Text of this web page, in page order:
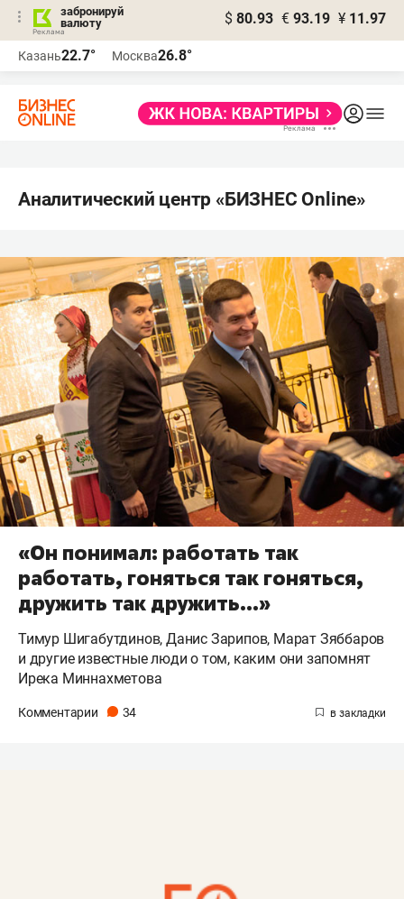
забронируй
валюту
$ 80.93 € 93.19 ¥ 11.97
Казань22.7° Москва26.8°
Аналитический центр «БИЗНЕС Online»
«Он понимал: работать так
работать, гоняться так гоняться,
дружить так дружить…»
Тимур Шигабутдинов, Данис Зарипов, Марат Зяббаров
и другие известные люди о том, каким они запомнят
Ирека Миннахметова
Комментарии 34